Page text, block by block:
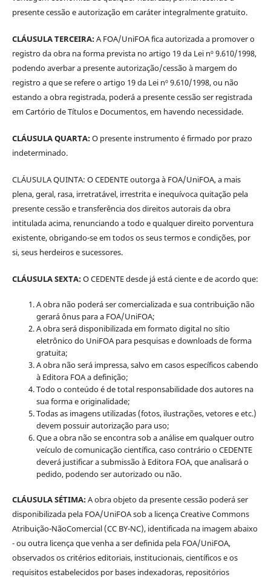
presente cessão e autorização em caráter integralmente gratuito.
CLÁUSULA TERCEIRA:A FOA/UniFOA fica autorizada a promover o
registro da obra na forma prevista no artigo 19 da Lei nº 9.610/1998,
podendo averbar a presente autorização/cessão à margem do
registro a que se refere o artigo 19 da Lei nº 9.610/1998, ou não
estando a obra registrada, poderá a presente cessão ser registrada
em Cartório de Títulos e Documentos, em havendo necessidade.
CLÁUSULA QUARTA:O presente instrumento é firmado por prazo
indeterminado.
CLÁUSULA QUINTA: O CEDENTE outorga à FOA/UniFOA, a mais
plena, geral, rasa, irretratável, irrestrita e inequívoca quitação pela
presente cessão e transferência dos direitos autorais da obra
intitulada acima, renunciando a todo e qualquer direito porventura
existente, obrigando-se em todos os seus termos e condições, por
si, seus herdeiros e sucessores.
CLÁUSULA SEXTA:O CEDENTE desde já está ciente e de acordo que:
A obra não poderá ser comercializada e sua contribuição não
gerará ônus para a FOA/UniFOA;
A obra será disponibilizada em formato digital no sítio
eletrônico do UniFOA para pesquisas e downloads de forma
gratuita;
A obra não será impressa, salvo em casos específicos cabendo
à Editora FOA a definição;
Todo o conteúdo é de total responsabilidade dos autores na
sua forma e originalidade;
Todas as imagens utilizadas (fotos, ilustrações, vetores e etc.)
devem possuir autorização para uso;
Que a obra não se encontra sob a análise em qualquer outro
veículo de comunicação científica, caso contrário o CEDENTE
deverá justificar a submissão à Editora FOA, que analisará o
pedido, podendo ser autorizado ou não.
CLÁUSULA SÉTIMA:A obra objeto da presente cessão poderá ser
disponibilizada pela FOA/UniFOA sob a licença Creative Commons
Atribuição-NãoComercial (CC BY-NC), identificada na imagem abaixo
- ou outra licença que venha a ser definida pela FOA/UniFOA,
observados os critérios editoriais, institucionais, científicos e os
requisitos estabelecidos por bases indexadoras, repositórios